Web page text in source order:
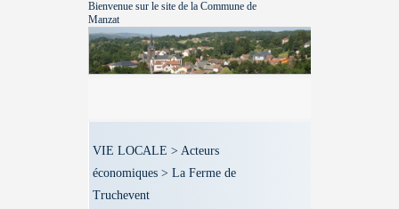
Bienvenue sur le site de la Commune de
Manzat
VIE LOCALE > Acteurs
économiques > La Ferme de
Truchevent